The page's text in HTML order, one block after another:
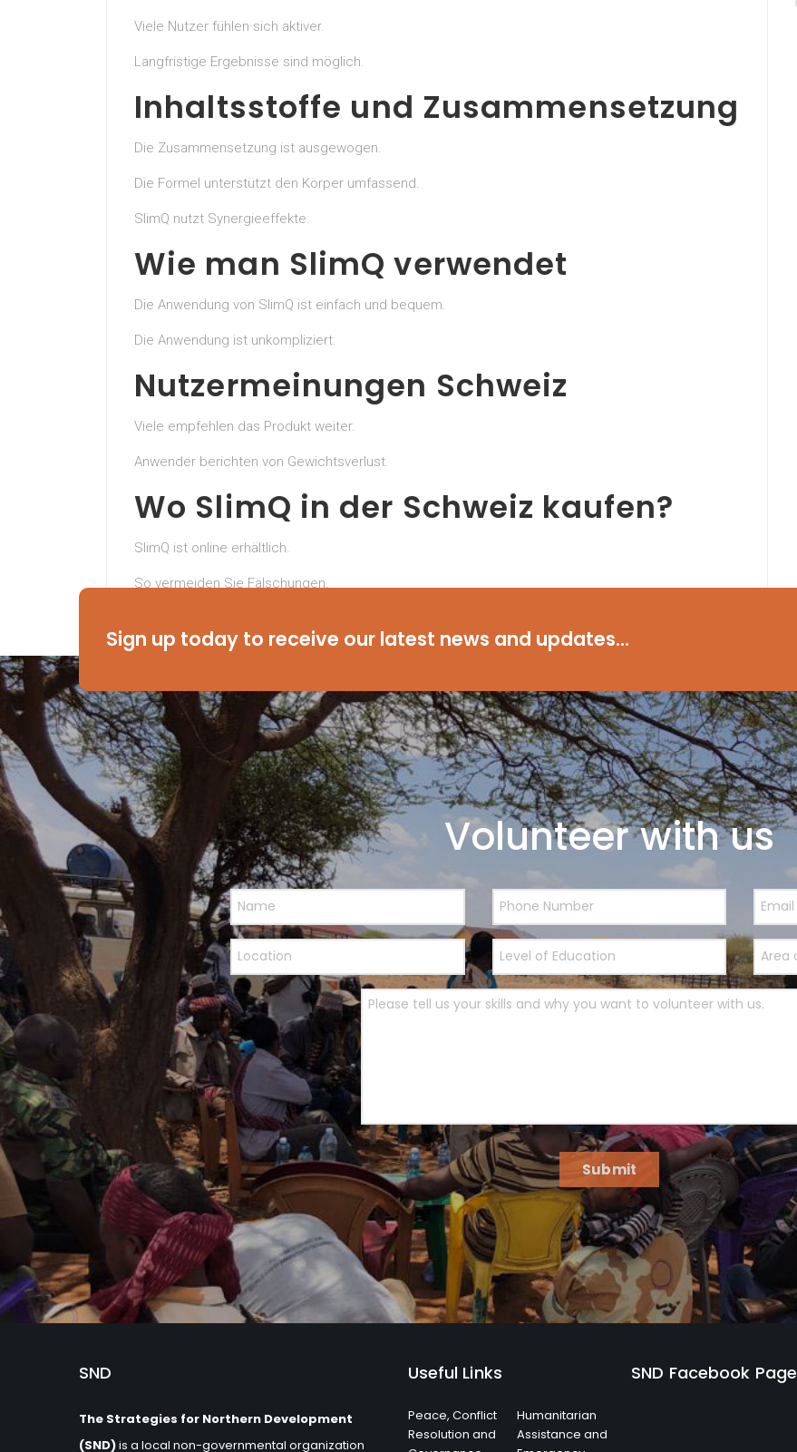
Viele Nutzer fühlen sich aktiver.
Langfristige Ergebnisse sind möglich.
Inhaltsstoffe und Zusammensetzung
Die Zusammensetzung ist ausgewogen.
Die Formel unterstützt den Körper umfassend.
SlimQ nutzt Synergieeffekte.
Wie man SlimQ verwendet
Die Anwendung von SlimQ ist einfach und bequem.
Die Anwendung ist unkompliziert.
Nutzermeinungen Schweiz
Viele empfehlen das Produkt weiter.
Anwender berichten von Gewichtsverlust.
Wo SlimQ in der Schweiz kaufen?
SlimQ ist online erhältlich.
So vermeiden Sie Fälschungen.
Sign up today to receive our latest news and updates...
Volunteer with us
Submit
SND
The Strategies for Northern Development
(SND)is a local non-governmental organization
Useful Links
Peace, Conflict
Resolution and
Humanitarian
Assistance and
SND Facebook Page